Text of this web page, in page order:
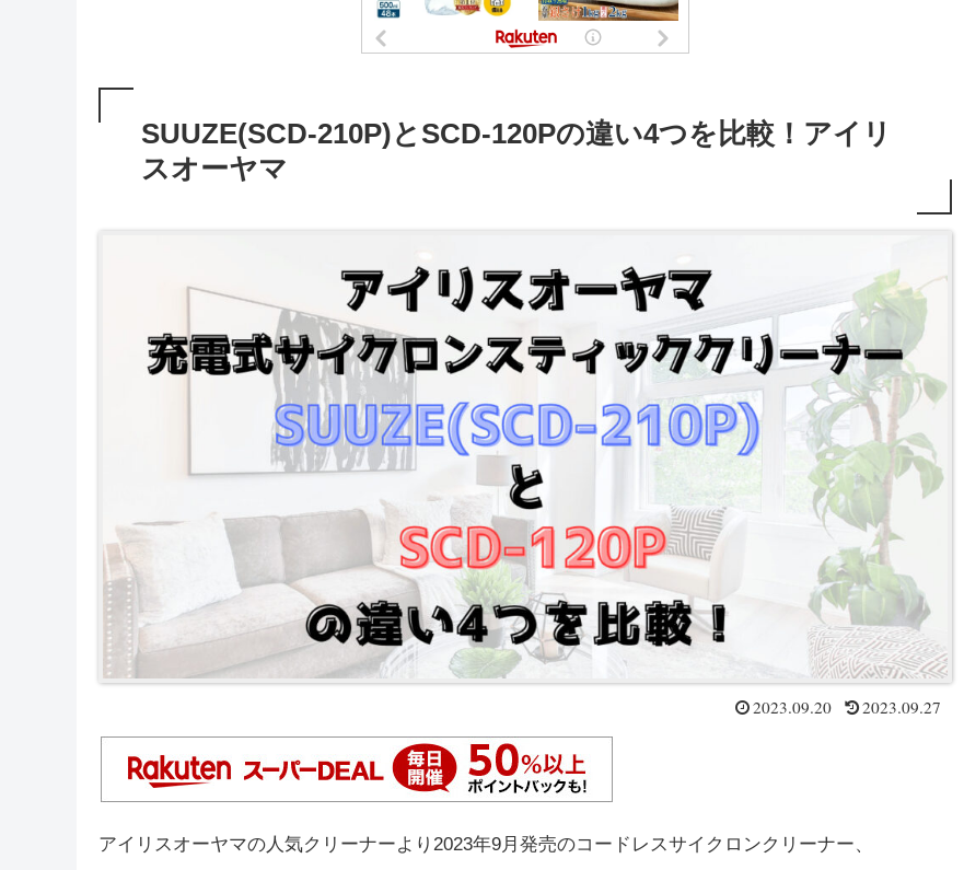
SUUZE(SCD-210P)とSCD-120Pの違い4つを比較！アイリ
スオーヤマ
2023.09.20 2023.09.27
アイリスオーヤマの人気クリーナーより2023年9月発売のコードレスサイクロンクリーナー、